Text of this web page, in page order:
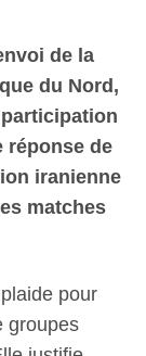
de la
du Nord,
participation
réponse de
iranienne
matches
pour
groupes